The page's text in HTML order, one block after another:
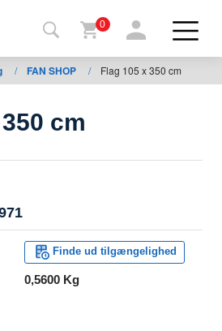
0
/ FAN SHOP / Flag 105 x 350 cm
cm
Finde ud tilgængelighed
0,5600 Kg